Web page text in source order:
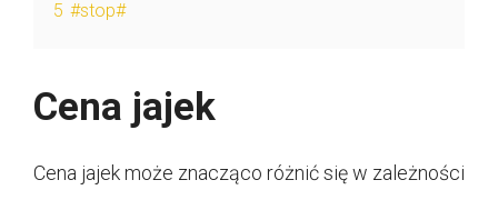
5 #stop#
Cena jajek
Cena jajek może znacząco różnić się w zależności